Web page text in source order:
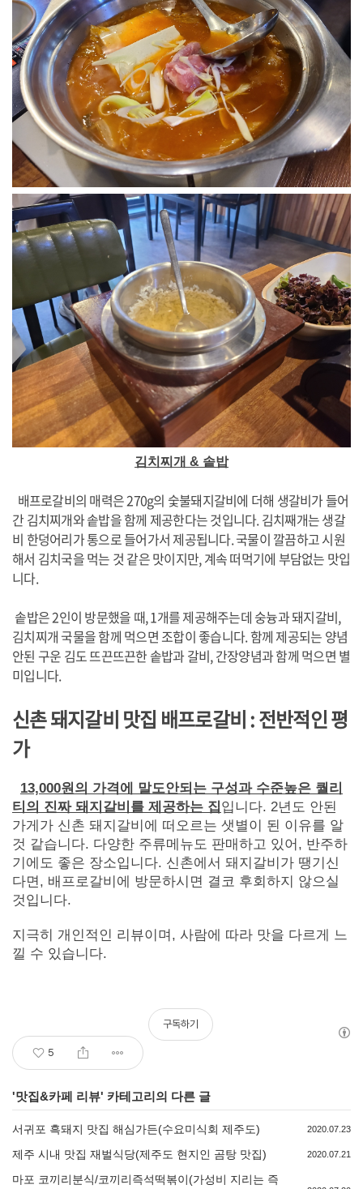
김치찌개 & 솥밥
배프로갈비의 매력은 270g의 숯불돼지갈비에 더해 생갈비가 들어
간 김치찌개와 솥밥을 함께 제공한다는 것입니다. 김치째개는 생갈
비 한덩어리가 통으로 들어가서 제공됩니다. 국물이 깔끔하고 시원
해서 김치국을 먹는 것 같은 맛이지만, 계속 떠먹기에 부담없는 맛입
니다.
솥밥은 2인이 방문했을 때, 1개를 제공해주는데 숭늉과 돼지갈비,
김치찌개 국물을 함께 먹으면 조합이 좋습니다. 함께 제공되는 양념
안된 구운 김도 뜨끈뜨끈한 솥밥과 갈비, 간장양념과 함께 먹으면 별
미입니다.
신촌 돼지갈비 맛집 배프로갈비: 전반적인 평
가
13,000원의 가격에 말도안되는 구성과 수준높은 퀄리
티의 진짜 돼지갈비를 제공하는 집입니다. 2년도 안된
가게가 신촌 돼지갈비에 떠오르는 샛별이 된 이유를 알
것 같습니다. 다양한 주류메뉴도 판매하고 있어, 반주하
기에도 좋은 장소입니다. 신촌에서 돼지갈비가 땡기신
다면, 배프로갈비에 방문하시면 결코 후회하지 않으실
것입니다.
지극히 개인적인 리뷰이며, 사람에 따라 맛을 다르게 느
낄 수 있습니다.
5
구독하기
'맛집&카페 리뷰' 카테고리의 다른 글
서귀포 흑돼지 맛집 해심가든(수요미식회 제주도) 2020.07.23
제주 시내 맛집 재벌식당(제주도 현지인 곰탕 맛집) 2020.07.21
마포 코끼리분식/코끼리즉석떡볶이(가성비 지리는 즉